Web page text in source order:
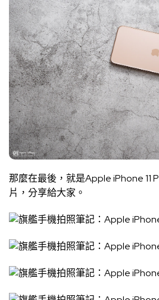
那麼在最後，就是Apple iPhone 11
片，分享給大家。